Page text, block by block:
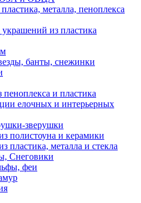
металла, пеноплекса
из пластика
банты, снежинки
и пластика
елочных и интерьерных
зверушки
полистоуна и керамики
пластика, металла и стекла
Снеговики
феи